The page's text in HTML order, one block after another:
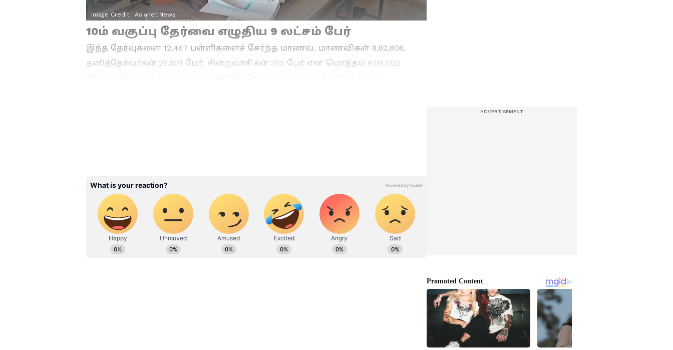
Image Credit : Asianet News
10ம் வகுப்பு தேர்வை எழுதிய 9 லட்சம் பேர்
இந்த தேர்வுகளை 12,467 பள்ளிகளைச் சேர்ந்த மாணவ, மாணவிகள் 8,82,806,
தனித்தேர்வர்கள் 25,801 பேர், சிறைவாசிகள் 395 பேர் என மொத்தம் 9,09,002
Heavy Rain: பகலில் வெயில்!
மாலையில் மழை! கோவை
உட்பட 12 மாவட்டங்களுக்கு..
வானிலை மையம்
கொடுத்த கூல் அப்டேட்!
மே 21ம் தேதி நாளை..
தமிழகம் முழுவதும் ஒரே
நேரத்தில் இவ்வளவு
இடங்களில் மின்தடையா?